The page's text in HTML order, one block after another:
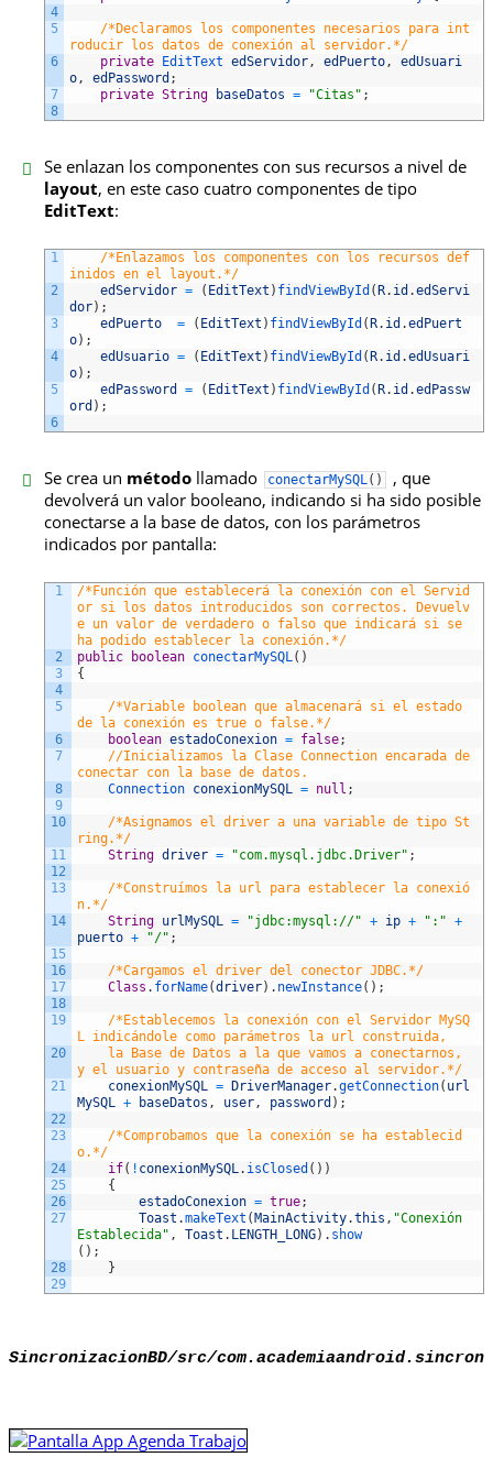
4
5
6
7
8
/*Declaramos los componentes necesarios para int
roducir los datos de conexión al servidor.*/
private EditText edServidor , edPuerto ,
edUsuari
o , edPassword ;
private String baseDatos = "Citas" ;
Se enlazan los componentes con sus recursos a nivel de
layout, en este caso cuatro componentes de tipo
EditText:
1
2
3
4
5
6
/*Enlazamos los componentes con los recursos def
inidos en el layout.*/
edServidor = ( EditText ) findViewById (R. id .edServi
dor) ;
edPuerto
= ( EditText ) findViewById (R. id .edPuert
o) ;
edUsuario = ( EditText ) findViewById (R. id .edUsuari
o) ;
edPassword
= ( EditText ) findViewById (R. id .edPassw
ord ) ;
Se crea un método llamado conectarMySQL ( )
, que
devolverá un valor booleano, indicando si ha sido posible
conectarse a la base de datos, con los parámetros
indicados por pantalla:
1
2
3
4
5
6
7
8
9
10
11
12
13
14
15
16
17
18
19
20
21
22
23
24
25
26
27
28
29
/*Función que establecerá la conexión con el Servid
or si los datos introducidos son correctos. Devuelv
e un valor de verdadero o falso que indicará si se
ha podido establecer la conexión.*/
public
boolean conectarMySQL ( )
{
/*Variable boolean que almacenará si el estado
de la conexión es true o false.*/
boolean estadoConexion = false;
//Inicializamos la Clase Connection encarada de
conectar con la base de datos.
Connection conexionMySQL = null ;
/*Asignamos el driver a una variable de tipo St
ring.*/
String driver = "com.mysql.jdbc.Driver" ;
/*Construímos la url para establecer la conexió
n.*/
String urlMySQL = "jdbc:mysql://" + ip + ":" +
puerto + "/" ;
/*Cargamos el driver del conector JDBC.*/
Class . forName(driver) . newInstance( ) ;
/*Establecemos la conexión con el Servidor MySQ
L indicándole como parámetros la url construida,
la Base de Datos a la que vamos a conectarnos,
y el usuario y contraseña de acceso al servidor.*/
conexionMySQL
= DriverManager.getConnection( url
MySQL
+ baseDatos , user , password ) ;
/*Comprobamos que la conexión se ha establecid
o.*/
if( ! conexionMySQL . isClosed ( ) )
{
estadoConexion = true;
Toast .makeText (MainActivity.this , "Conexión
Establecida" , Toast . LENGTH_LONG) . show
( ) ;
}
SincronizacionBD/src/